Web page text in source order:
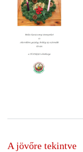
A jövőre tekintve